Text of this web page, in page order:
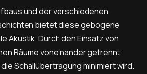
und der verschiedenen
bietet diese gebogene
Akustik. Durch den Einsatz von
Räume voneinander getrennt
Schallübertragung minimiert wird.